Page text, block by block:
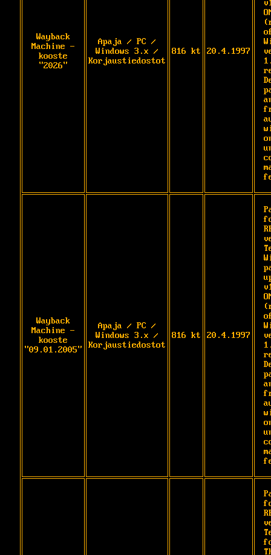
Wayback
Machine -
kooste
"2026"
Apaja / PC /
Windows 3.x /
Korjaustiedostot
816 kt 20.4.1997
Wayback
Machine -
kooste
"09.01.2005"
Apaja / PC /
Windows 3.x /
Korjaustiedostot
816 kt 20.4.1997